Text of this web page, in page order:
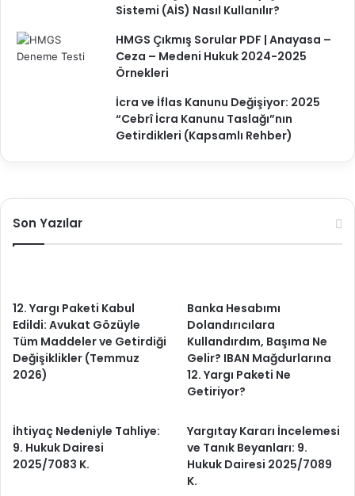
Sistemi (AİS) Nasıl Kullanılır?
HMGS Çıkmış Sorular PDF | Anayasa –
Ceza – Medeni Hukuk 2024-2025
Örnekleri
İcra ve İflas Kanunu Değişiyor: 2025
“Cebrî İcra Kanunu Taslağı”nın
Getirdikleri (Kapsamlı Rehber)
Son Yazılar
12. Yargı Paketi Kabul
Edildi: Avukat Gözüyle
Tüm Maddeler ve Getirdiği
Değişiklikler (Temmuz
2026)
Banka Hesabımı
Dolandırıcılara
Kullandırdım, Başıma Ne
Gelir? IBAN Mağdurlarına
12. Yargı Paketi Ne
Getiriyor?
İhtiyaç Nedeniyle Tahliye:
9. Hukuk Dairesi
2025/7083 K.
Yargıtay Kararı İncelemesi
ve Tanık Beyanları: 9.
Hukuk Dairesi 2025/7089
K.